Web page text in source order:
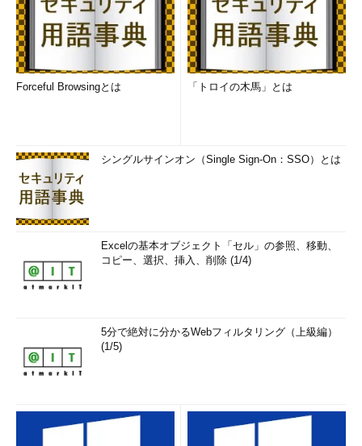
Forceful Browsingとは 「トロイの木馬」とは
シングルサインオン（Single Sign-On：SSO）とは
Excelの基本オブジェクト「セル」の参照、移動、
コピー、選択、挿入、削除 (1/4)
5分で絶対に分かるWebフィルタリング（上級編）
(1/5)